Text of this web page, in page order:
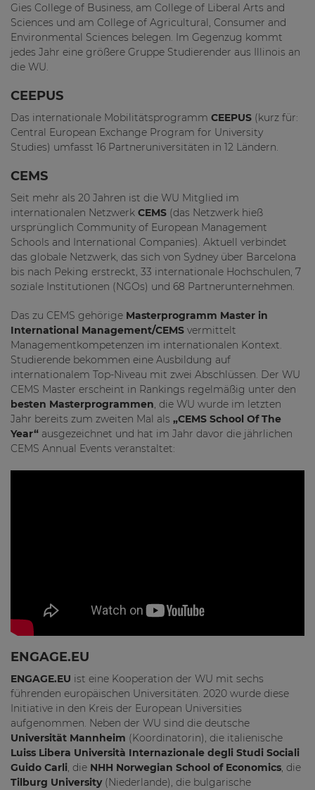
Gies College of Business, am College of Liberal Arts and
Sciences und am College of Agricultural, Consumer and
Environmental Sciences belegen. Im Gegenzug kommt
jedes Jahr eine größere Gruppe Studierender aus Illinois an
die WU.
CEEPUS
Das internationale Mobilitätsprogramm CEEPUS (kurz für:
Central European Exchange Program for University
Studies) umfasst 16 Partneruniversitäten in 12 Ländern.
CEMS
Seit mehr als 20 Jahren ist die WU Mitglied im
internationalen Netzwerk CEMS (das Netzwerk hieß
ursprünglich Community of European Management
Schools and International Companies). Aktuell verbindet
das globale Netzwerk, das sich von Sydney über Barcelona
bis nach Peking erstreckt, 33 internationale Hochschulen, 7
soziale Institutionen (NGOs) und 68 Partnerunternehmen.
Das zu CEMS gehörige Masterprogramm Master in
International Management/CEMS vermittelt
Managementkompetenzen im internationalen Kontext.
Studierende bekommen eine Ausbildung auf
internationalem Top-Niveau mit zwei Abschlüssen. Der WU
CEMS Master erscheint in Rankings regelmäßig unter den
besten Masterprogrammen, die WU wurde im letzten
Jahr bereits zum zweiten Mal als „CEMS School Of The
Year“ ausgezeichnet und hat im Jahr davor die jährlichen
CEMS Annual Events veranstaltet:
ENGAGE.EU
ENGAGE.EU ist eine Kooperation der WU mit sechs
führenden europäischen Universitäten. 2020 wurde diese
Initiative in den Kreis der European Universities
aufgenommen. Neben der WU sind die deutsche
Universität Mannheim (Koordinatorin), die italienische
Luiss Libera Università Internazionale degli Studi Sociali
Guido Carli, die NHH Norwegian School of Economics, die
Tilburg University(Niederlande), die bulgarische